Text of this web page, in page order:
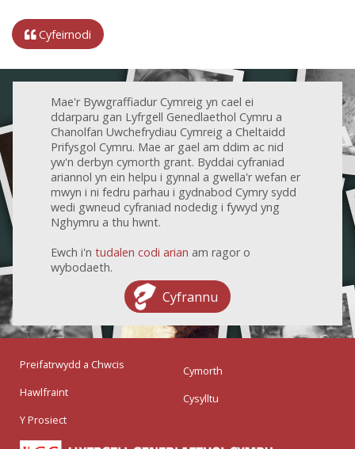
Cyfeirnodi
Mae'r Bywgraffiadur Cymreig yn cael ei
ddarparu gan Lyfrgell Genedlaethol Cymru a
Chanolfan Uwchefrydiau Cymreig a Cheltaidd
Prifysgol Cymru. Mae ar gael am ddim ac nid
yw'n derbyn cymorth grant. Byddai cyfraniad
ariannol yn ein helpu i gynnal a gwella'r wefan er
mwyn i ni fedru parhau i gydnabod Cymry sydd
wedi gwneud cyfraniad nodedig i fywyd yng
Nghymru a thu hwnt.
Ewch i'n tudalen codi arian am ragor o
wybodaeth.
Cyfrannu
Preifatrwydd a Chwcis
Hawlfraint
Y Prosiect
Cymorth
Cysylltu